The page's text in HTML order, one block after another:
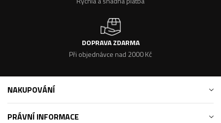
DOPRAVA ZDARMA
Při objednávce nad 2000 Kč
NAKUPOVÁNÍ
PRÁVNÍ INFORMACE